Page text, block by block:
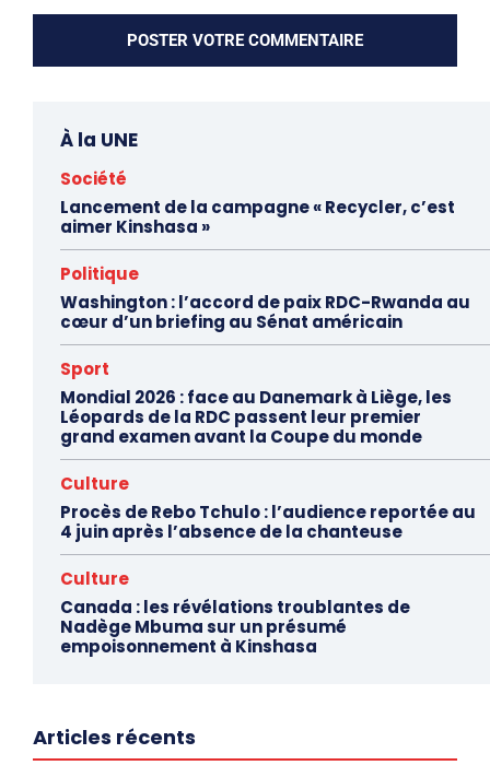
À la UNE
Société
Lancement de la campagne « Recycler, c’est
aimer Kinshasa »
Politique
Washington : l’accord de paix RDC-Rwanda au
cœur d’un briefing au Sénat américain
Sport
Mondial 2026 : face au Danemark à Liège, les
Léopards de la RDC passent leur premier
grand examen avant la Coupe du monde
Culture
Procès de Rebo Tchulo : l’audience reportée au
4 juin après l’absence de la chanteuse
Culture
Canada : les révélations troublantes de
Nadège Mbuma sur un présumé
empoisonnement à Kinshasa
Articles récents